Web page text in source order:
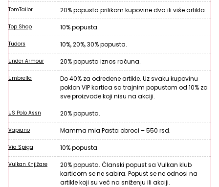
TomTailor 20% popusta prilikom kupovine dva ili više artikla.
Top Shop 10% popusta.
Tudors 10%, 20%, 30% popusta.
Under Armour 20% popusta iznos računa.
Umbrella
Do 40% za određene artikle. Uz svaku kupovinu
poklon VIP kartica sa trajnim popustom od 10% za
sve proizvode koji nisu na akciji.
US Polo Assn 20% popusta.
Vapiano Mamma mia Pasta obroci – 550 rsd.
Via Spiga 10% popusta.
Vulkan Knjižare
20% popusta. Članski popust sa Vulkan klub
karticom se ne sabira. Popust se ne odnosi na
artikle koji su već na sniženju ili akciji.